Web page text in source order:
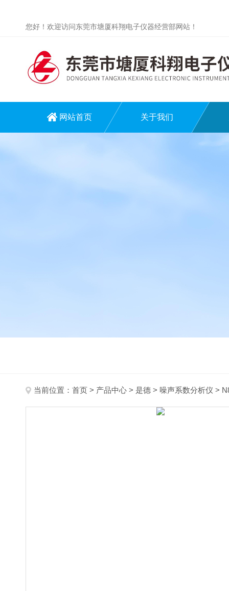
您好！欢迎访问东莞市塘厦科翔电子仪器经营部网站！
网站首页 关于我们
当前位置： 首页 > 产品中心 > 是德 > 噪声系数分析仪 >